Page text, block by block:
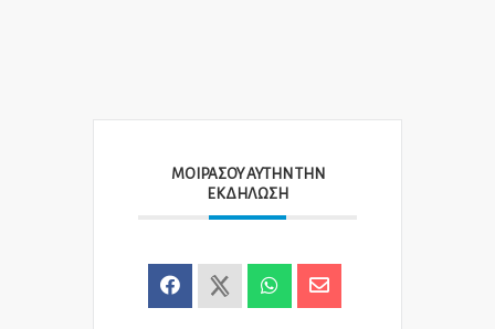
ΜΟΙΡΆΣΟΥ ΑΥΤΉΝ ΤΗΝ
ΕΚΔΉΛΩΣΗ